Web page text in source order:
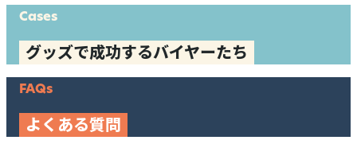
Cases
グッズで成功するバイヤーたち
FAQs
よくある質問